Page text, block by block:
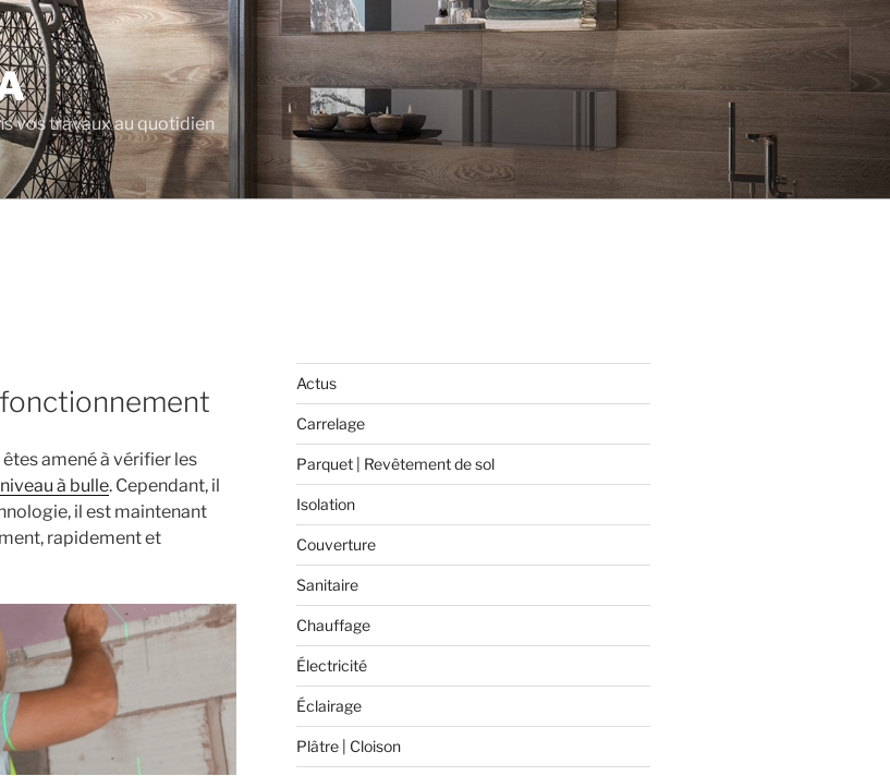
vos travaux au quotidien
amené à vérifier les
à bulle. Cependant, il
il est maintenant
rapidement et
Actus
Carrelage
Parquet | Revêtement de sol
Isolation
Couverture
Sanitaire
Chauffage
Électricité
Éclairage
Plâtre | Cloison